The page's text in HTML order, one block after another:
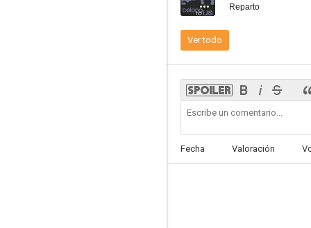
Reparto
Ver todo
Fecha Valoración